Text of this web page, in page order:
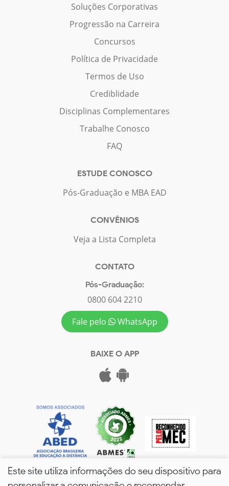
Soluções Corporativas
Progressão na Carreira
Concursos
Política de Privacidade
Termos de Uso
Crediblidade
Disciplinas Complementares
Trabalhe Conosco
FAQ
ESTUDE CONOSCO
Pós-Graduação e MBA EAD
CONVÊNIOS
Veja a Lista Completa
CONTATO
Pós-Graduação:
0800 604 2210
Fale pelo
WhatsApp
BAIXE O APP
Este site utiliza informações do seu dispositivo para